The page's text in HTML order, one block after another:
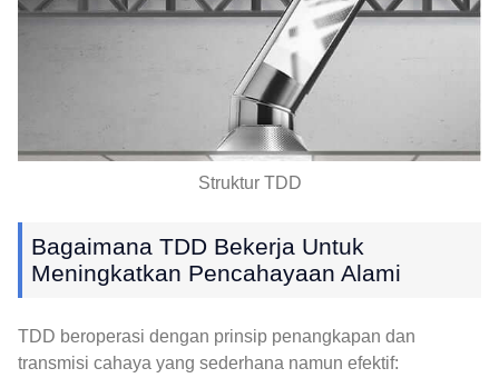
Struktur TDD
Bagaimana TDD Bekerja Untuk
Meningkatkan Pencahayaan Alami
TDD beroperasi dengan prinsip penangkapan dan
transmisi cahaya yang sederhana namun efektif: